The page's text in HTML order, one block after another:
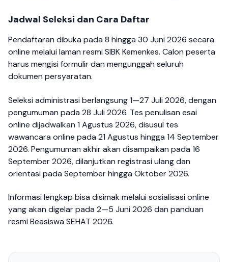
Jadwal Seleksi dan Cara Daftar
Pendaftaran dibuka pada 8 hingga 30 Juni 2026 secara
online melalui laman resmi SIBK Kemenkes. Calon peserta
harus mengisi formulir dan mengunggah seluruh
dokumen persyaratan.
Seleksi administrasi berlangsung 1—27 Juli 2026, dengan
pengumuman pada 28 Juli 2026. Tes penulisan esai
online dijadwalkan 1 Agustus 2026, disusul tes
wawancara online pada 21 Agustus hingga 14 September
2026. Pengumuman akhir akan disampaikan pada 16
September 2026, dilanjutkan registrasi ulang dan
orientasi pada September hingga Oktober 2026.
Informasi lengkap bisa disimak melalui sosialisasi online
yang akan digelar pada 2—5 Juni 2026 dan panduan
resmi Beasiswa SEHAT 2026.